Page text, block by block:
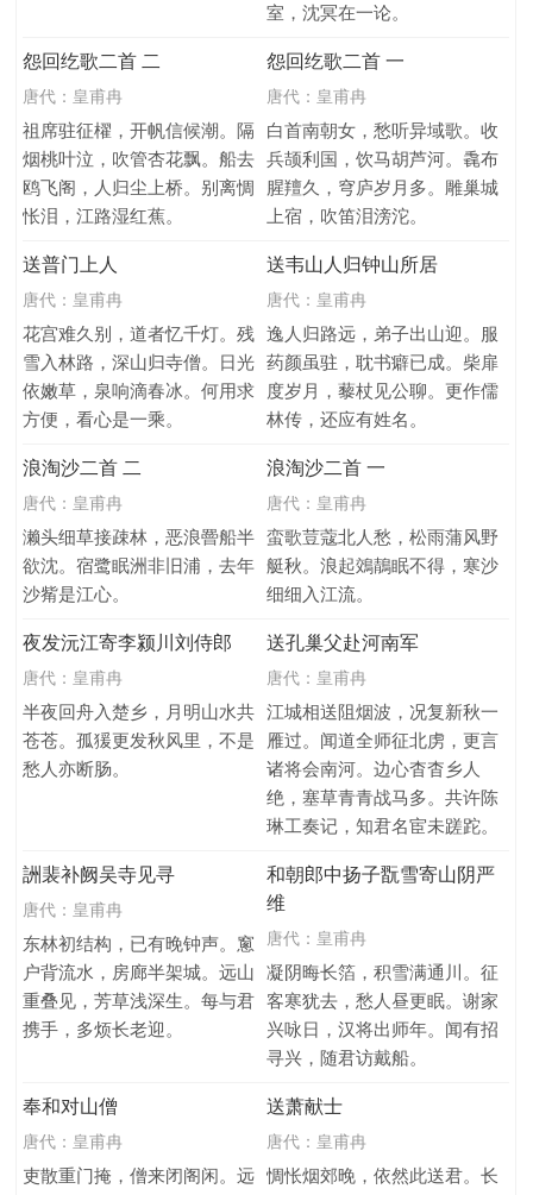
室，沈冥在一论。
怨回纥歌二首 二
唐代： 皇甫冉
祖席驻征櫂，开帆信候潮。隔
烟桃叶泣，吹管杏花飘。船去
鸥飞阁，人归尘上桥。别离惆
怅泪，江路湿红蕉。
怨回纥歌二首 一
唐代： 皇甫冉
白首南朝女，愁听异域歌。收
兵颉利国，饮马胡芦河。毳布
腥羶久，穹庐岁月多。雕巢城
上宿，吹笛泪滂沱。
送普门上人
唐代： 皇甫冉
花宫难久别，道者忆千灯。残
雪入林路，深山归寺僧。日光
依嫩草，泉响滴春冰。何用求
方便，看心是一乘。
送韦山人归钟山所居
唐代： 皇甫冉
逸人归路远，弟子出山迎。服
药颜虽驻，耽书癖已成。柴扉
度岁月，藜杖见公聊。更作儒
林传，还应有姓名。
浪淘沙二首 二
唐代： 皇甫冉
濑头细草接疎林，恶浪罾船半
欲沈。宿鹭眠洲非旧浦，去年
沙觜是江心。
浪淘沙二首 一
唐代： 皇甫冉
蛮歌荳蔻北人愁，松雨蒲风野
艇秋。浪起鵁鶄眠不得，寒沙
细细入江流。
夜发沅江寄李颍川刘侍郎
唐代： 皇甫冉
半夜回舟入楚乡，月明山水共
苍苍。孤猨更发秋风里，不是
愁人亦断肠。
送孔巢父赴河南军
唐代： 皇甫冉
江城相送阻烟波，况复新秋一
雁过。闻道全师征北虏，更言
诸将会南河。边心杳杳乡人
绝，塞草青青战马多。共许陈
琳工奏记，知君名宦未蹉跎。
詶裴补阙吴寺见寻
唐代： 皇甫冉
东林初结构，已有晚钟声。窻
户背流水，房廊半架城。远山
重叠见，芳草浅深生。每与君
携手，多烦长老迎。
和朝郎中扬子翫雪寄山阴严
维
唐代： 皇甫冉
凝阴晦长箔，积雪满通川。征
客寒犹去，愁人昼更眠。谢家
兴咏日，汉将出师年。闻有招
寻兴，随君访戴船。
奉和对山僧
唐代： 皇甫冉
吏散重门掩，僧来闭阁闲。远
送萧献士
唐代： 皇甫冉
惆怅烟郊晚，依然此送君。长